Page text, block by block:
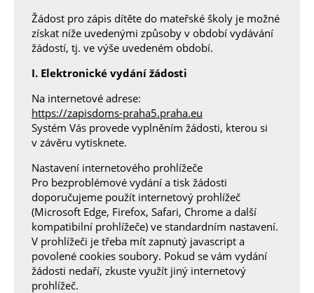
Žádost pro zápis dítěte do mateřské školy je možné
získat níže uvedenými způsoby v období vydávání
žádostí, tj. ve výše uvedeném období.
I. Elektronické vydání žádosti
Na internetové adrese:
https://zapisdoms-praha5.praha.eu
Systém Vás provede vyplněním žádosti, kterou si
v závěru vytisknete.
Nastavení internetového prohlížeče
Pro bezproblémové vydání a tisk žádosti
doporučujeme použít internetový prohlížeč
(Microsoft Edge, Firefox, Safari, Chrome a další
kompatibilní prohlížeče) ve standardním nastavení.
V prohlížeči je třeba mít zapnutý javascript a
povolené cookies soubory. Pokud se vám vydání
žádosti nedaří, zkuste využít jiný internetový
prohlížeč.